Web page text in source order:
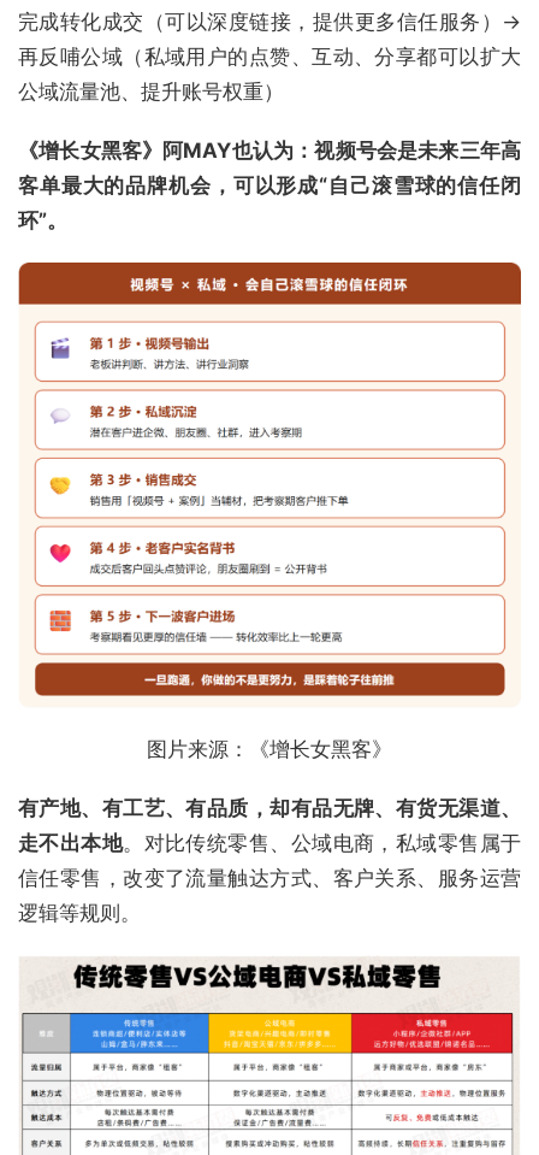
完成转化成交（可以深度链接，提供更多信任服务）→
再反哺公域（私域用户的点赞、互动、分享都可以扩大
公域流量池、提升账号权重）
《增长女黑客》阿MAY也认为：视频号会是未来三年高
客单最大的品牌机会，可以形成“自己滚雪球的信任闭
环”。
图片来源：《增长女黑客》
有产地、有工艺、有品质，却有品无牌、有货无渠道、
走不出本地。对比传统零售、公域电商，私域零售属于
信任零售，改变了流量触达方式、客户关系、服务运营
逻辑等规则。